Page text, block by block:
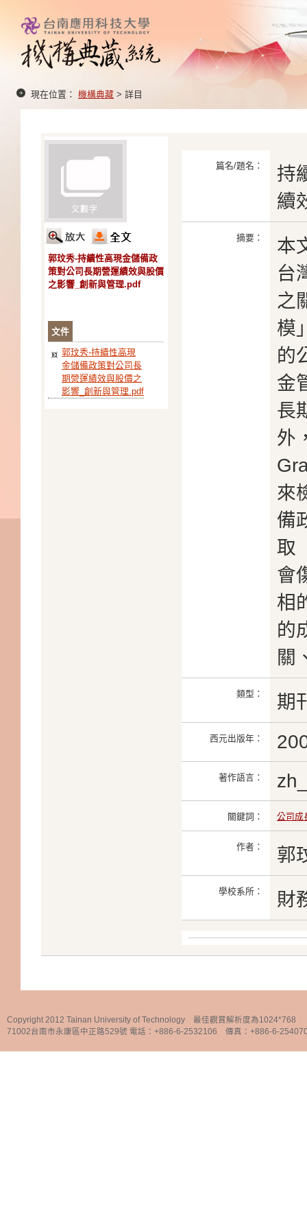
現在位置： 機構典藏 > 詳目
郭玟秀-持續性高現金儲備政
策對公司長期營運績效與股價
之影響_創新與管理.pdf
文件
郭玟秀-持續性高現
金儲備政策對公司長
期營運績效與股價之
影響_創新與管理.pdf
篇名/題名：
持
續
摘要：
本
台
之
模
的
金
長
外
來
備
取
會
相
的
關
類型： 期
西元出版年：
著作語言：
關鍵詞： 公司成
作者： 郭
學校系所： 財
Copyright 2012 Tainan University of Technology 最佳觀賞解析度為1024*768
71002台南市永康區中正路529號 電話：+886-6-2532106 傳真：+886-6-